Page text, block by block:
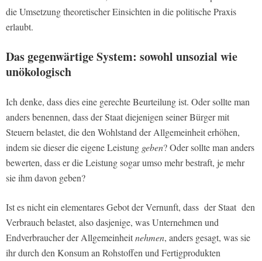
die Umsetzung theoretischer Einsichten in die politische Praxis
erlaubt.
Das gegenwärtige System: sowohl unsozial wie
unökologisch
Ich denke, dass dies eine gerechte Beurteilung ist. Oder sollte man
anders benennen, dass der Staat diejenigen seiner Bürger mit
Steuern belastet, die den Wohlstand der Allgemeinheit erhöhen,
indem sie dieser die eigene Leistung geben? Oder sollte man anders
bewerten, dass er die Leistung sogar umso mehr bestraft, je mehr
sie ihm davon geben?
Ist es nicht ein elementares Gebot der Vernunft, dass der Staat den
Verbrauch belastet, also dasjenige, was Unternehmen und
Endverbraucher der Allgemeinheitnehmen, anders gesagt, was sie
ihr durch den Konsum an Rohstoffen und Fertigprodukten